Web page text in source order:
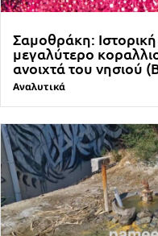
Σαμοθράκη:
μεγαλύτερο
ανοιχτά του νησιού
Αναλυτικά